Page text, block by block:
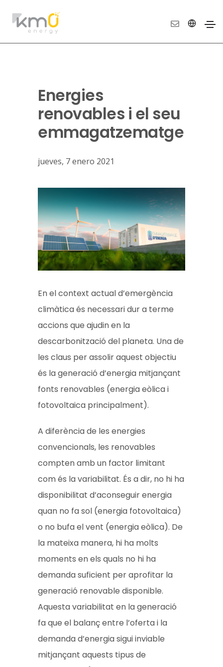
Energies
renovables i el seu
emmagatzematge
jueves, 7 enero 2021
En el context actual d’emergència
climàtica és necessari dur a terme
accions que ajudin en la
descarbonització del planeta. Una de
les claus per assolir aquest objectiu
és la generació d’energia mitjançant
fonts renovables (energia eòlica i
fotovoltaica principalment).
A diferència de les energies
convencionals, les renovables
compten amb un factor limitant
com és la variabilitat. És a dir, no hi ha
disponibilitat d’aconseguir energia
quan no fa sol (energia fotovoltaica)
o no bufa el vent (energia eòlica). De
la mateixa manera, hi ha molts
moments en els quals no hi ha
demanda suficient per aprofitar la
generació renovable disponible.
Aquesta variabilitat en la generació
fa que el balanç entre l’oferta i la
demanda d’energia sigui inviable
mitjançant aquests tipus de